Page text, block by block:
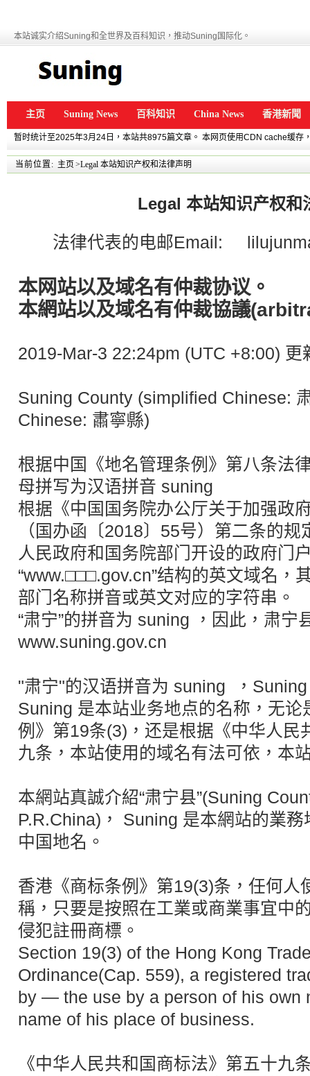
本站诚实介绍Suning和全世界及百科知识，推动Suning国际化。
主页 Suning News 百科知识 China News 香港新聞
暂时统计至2025年3月24日，本站共8975篇文章。 本网页使用CDN cache缓存
当前位置: 主页 >Legal 本站知识产权和法律声明
Legal 本站知识产权和
法律代表的电邮Email:
本网站以及域名有仲裁协议。
本網站以及域名有仲裁協議
2019-Mar-3 22:24pm (UTC +8:00) 更
Suning County (simplified Chinese:
Chinese: 肅寧縣)
根据中国《地名管理条例》第八条法
母拼写为汉语拼音 suning
根据《中国国务院办公厅关于加强政
（国办函〔2018〕55号）第二条的
人民政府和国务院部门开设的政府门
“www.□□□.gov.cn”结构的英文域名，
部门名称拼音或英文对应的字符串。
“肃宁”的拼音为 suning ，因此，肃宁
www.suning.gov.cn
"肃宁"的汉语拼音为 suning ，
Suning 是本站业务地点的名称，无论
例》第19条(3)，还是根据《中华人民
九条，本站使用的域名有法可依，本
本網站真誠介紹“肃宁县”(Suning
P.R.China)， Suning 是本網站的業
中国地名。
香港《商标条例》第19(3)条，任何人
稱，只要是按照在工業或商業事宜中
侵犯註冊商標。
Section 19(3) of the Hong Kong
Ordinance(Cap. 559), a registered
by — the use by a person of his own
name of his place of business.
《中华人民共和国商标法》第五十九